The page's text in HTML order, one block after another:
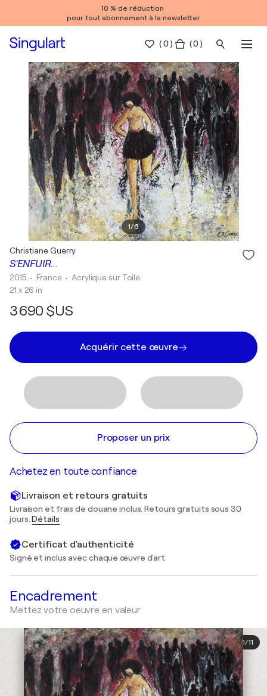
10 % de réduction
pour tout abonnement à la newsletter
(0 ) ( 0 )
1/6
S'ENFUIR...
Christiane Guerry
2015 • France •Acrylique sur Toile
21 x 26 in
3 690 $US
Acquérir cette œuvre
Proposer un prix
Achetez en toute confiance
Livraison et retours gratuits
Livraison et frais de douane inclus. Retours gratuits sous 30
jours.Détails
Certificat d'authenticité
Signé et inclus avec chaque œuvre d'art
Encadrement
Mettez votre oeuvre en valeur
1/11